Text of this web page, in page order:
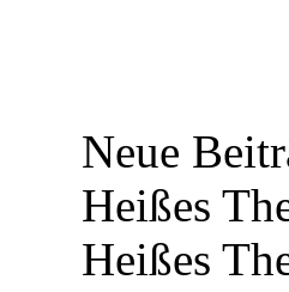
Neue
Heißes
Heißes